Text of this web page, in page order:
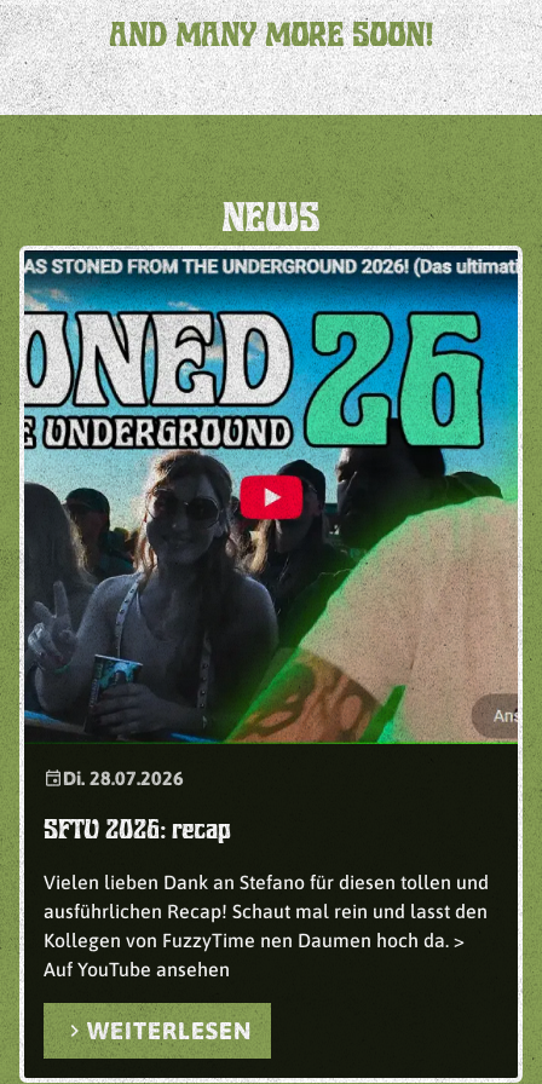
AND MANY MORE SOON!
NEWS
eventDi. 28.07.2026
SFTU 2026: recap
Vielen lieben Dank an Stefano für diesen tollen und
ausführlichen Recap! Schaut mal rein und lasst den
Kollegen von FuzzyTime nen Daumen hoch da. >
Auf YouTube ansehen
chevron_rightWEITERLESEN